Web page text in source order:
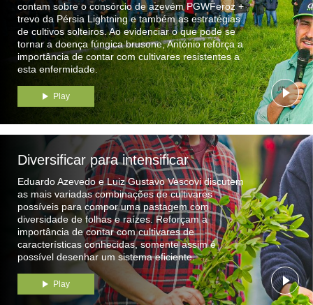
contam sobre o consórcio de azevém PGWFeroz +
trevo da Pérsia Lightning e também as estratégias
de cultivos solteiros. Ao evidenciar o que pode se
tornar a doença fúngica brusone, António reforça a
importância de contar com cultivares resistentes a
esta enfermidade.
Play
Diversificar para intensificar
Eduardo Azevedo e Luiz Gustavo Vescovi discutem
as mais variadas combinações de cultivares
possíveis para compor uma pastagem com
diversidade de folhas e raízes. Reforçam a
importância de contar com cultivares de
características conhecidas, somente assim é
possível desenhar um sistema eficiente.
Play